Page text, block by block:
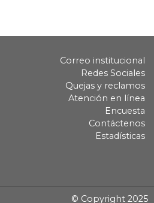
Correo institucional
Redes Sociales
Quejas y reclamos
Atención en línea
Encuesta
Contáctenos
Estadísticas
© Copyright 2025